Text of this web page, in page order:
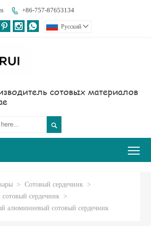
 +86-757-87653134
   Pусский 
сотовых материалов

> Сотовый сердечник >
сердечник >
алюминиевый сотовый сердечник